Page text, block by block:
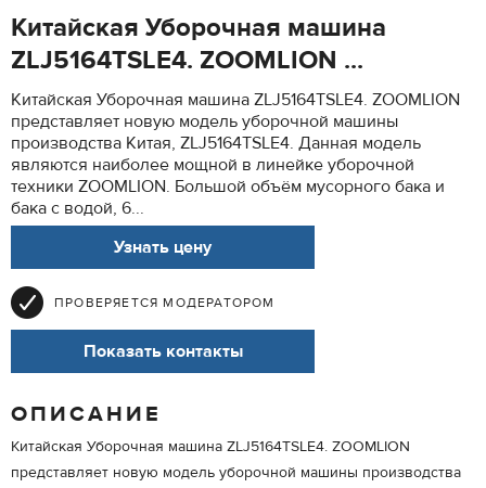
Китайская Уборочная машина
ZLJ5164TSLE4. ZOOMLION ...
Китайская Уборочная машина ZLJ5164TSLE4. ZOOMLION
представляет новую модель уборочной машины
производства Китая, ZLJ5164TSLE4. Данная модель
являются наиболее мощной в линейке уборочной
техники ZOOMLION. Большой объём мусорного бака и
бака с водой, 6...
Узнать цену
ПРОВЕРЯЕТСЯ МОДЕРАТОРОМ
Показать контакты
ОПИСАНИЕ
Китайская Уборочная машина ZLJ5164TSLE4. ZOOMLION
представляет новую модель уборочной машины производства